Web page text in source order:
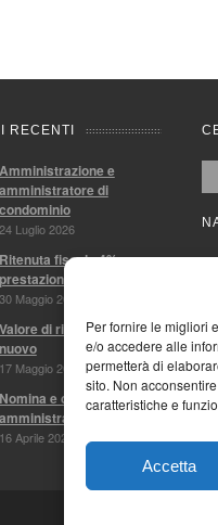
Per fornire le migliori
e/o accedere alle
permetterà di
sito. Non
caratteristiche e
Accetta
RECENTI
Amministrazione e
amministratore di
condominio
24 Luglio 2026
Ritenuta fiscale 4%,
prestazioni soggette
30 Maggio 2026
Valore di ricostruzione a
nuovo
17 Maggio 2026
Nomina e conferma
amministratore
16 Aprile 2026